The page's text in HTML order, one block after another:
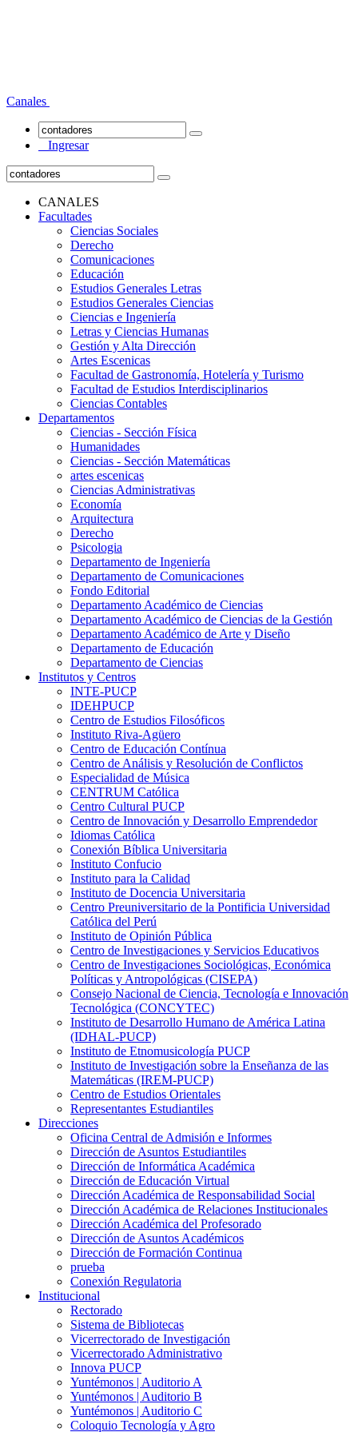
Canales
Ingresar
CANALES
Facultades
Ciencias Sociales
Derecho
Comunicaciones
Educación
Estudios Generales Letras
Estudios Generales Ciencias
Ciencias e Ingeniería
Letras y Ciencias Humanas
Gestión y Alta Dirección
Artes Escenicas
Facultad de Gastronomía, Hotelería y Turismo
Facultad de Estudios Interdisciplinarios
Ciencias Contables
Departamentos
Ciencias - Sección Física
Humanidades
Ciencias - Sección Matemáticas
artes escenicas
Ciencias Administrativas
Economía
Arquitectura
Derecho
Psicologia
Departamento de Ingeniería
Departamento de Comunicaciones
Fondo Editorial
Departamento Académico de Ciencias
Departamento Académico de Ciencias de la Gestión
Departamento Académico de Arte y Diseño
Departamento de Educación
Departamento de Ciencias
Institutos y Centros
INTE-PUCP
IDEHPUCP
Centro de Estudios Filosóficos
Instituto Riva-Agüero
Centro de Educación Contínua
Centro de Análisis y Resolución de Conflictos
Especialidad de Música
CENTRUM Católica
Centro Cultural PUCP
Centro de Innovación y Desarrollo Emprendedor
Idiomas Católica
Conexión Bíblica Universitaria
Instituto Confucio
Instituto para la Calidad
Instituto de Docencia Universitaria
Centro Preuniversitario de la Pontificia Universidad
Católica del Perú
Instituto de Opinión Pública
Centro de Investigaciones y Servicios Educativos
Centro de Investigaciones Sociológicas, Económica
Políticas y Antropológicas (CISEPA)
Consejo Nacional de Ciencia, Tecnología e Innovación
Tecnológica (CONCYTEC)
Instituto de Desarrollo Humano de América Latina
(IDHAL-PUCP)
Instituto de Etnomusicología PUCP
Instituto de Investigación sobre la Enseñanza de las
Matemáticas (IREM-PUCP)
Centro de Estudios Orientales
Representantes Estudiantiles
Direcciones
Oficina Central de Admisión e Informes
Dirección de Asuntos Estudiantiles
Dirección de Informática Académica
Dirección de Educación Virtual
Dirección Académica de Responsabilidad Social
Dirección Académica de Relaciones Institucionales
Dirección Académica del Profesorado
Dirección de Asuntos Académicos
Dirección de Formación Continua
prueba
Conexión Regulatoria
Institucional
Rectorado
Sistema de Bibliotecas
Vicerrectorado de Investigación
Vicerrectorado Administrativo
Innova PUCP
Yuntémonos | Auditorio A
Yuntémonos | Auditorio B
Yuntémonos | Auditorio C
Coloquio Tecnología y Agro